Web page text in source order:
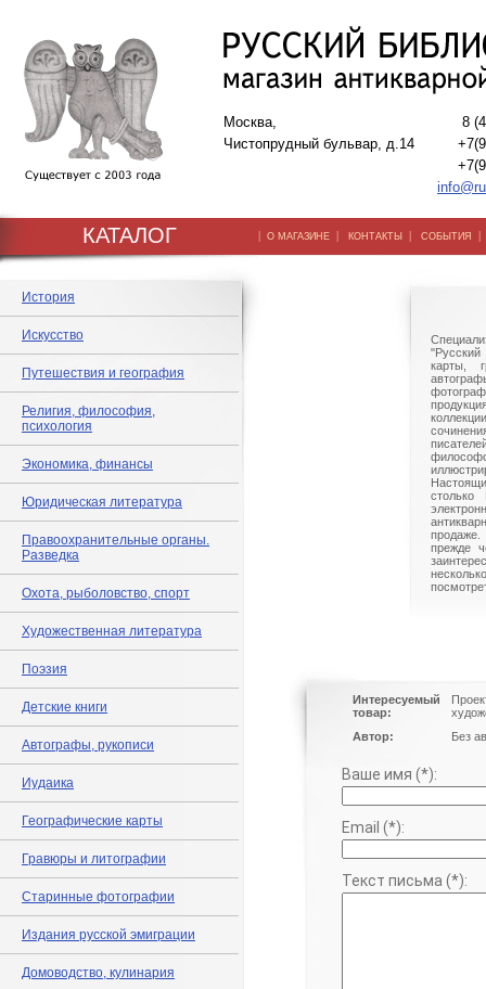
Москва,
Чистопрудный бульвар, д.14
8
КАТАЛОГ | О МАГАЗИНЕ | КОНТАКТЫ | СОБЫТИЯ
История
Искусство
Путешествия и география
Религия, философия,
психология
Экономика, финансы
Юридическая литература
Правоохранительные органы.
Разведка
Охота, рыболовство, спорт
Художественная литература
Поэзия
Детские книги
Автографы, рукописи
Иудаика
Географические карты
Гравюры и литографии
Старинные фотографии
Издания русской эмиграции
Домоводство, кулинария
"Русский
карты,
столько
прежде
Интересуемый
товар:
Автор:
Без
Ваше имя (*):
Email (*):
Текст письма (*):